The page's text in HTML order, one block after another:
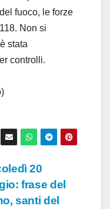
fuoco, le forze
Non si
stata
controlli.
20
frase del
santi del